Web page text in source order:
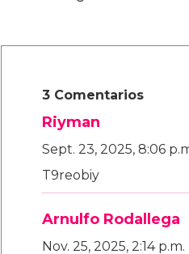
3 Comentarios
Riyman
Sept. 23, 2025, 8:06 p.m.
T9reobiy
Arnulfo Rodallega